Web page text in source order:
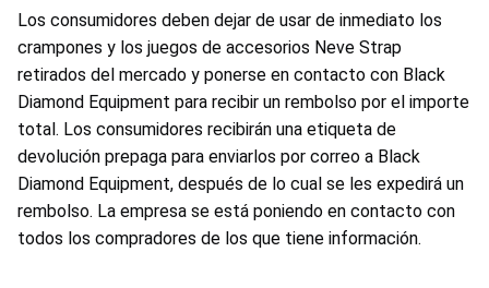
Los consumidores deben dejar de usar de inmediato los
crampones y los juegos de accesorios Neve Strap
retirados del mercado y ponerse en contacto con Black
Diamond Equipment para recibir un rembolso por el importe
total. Los consumidores recibirán una etiqueta de
devolución prepaga para enviarlos por correo a Black
Diamond Equipment, después de lo cual se les expedirá un
rembolso. La empresa se está poniendo en contacto con
todos los compradores de los que tiene información.